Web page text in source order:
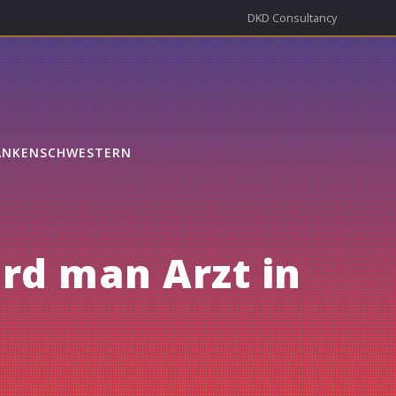
DKD Consultancy
man Arzt in